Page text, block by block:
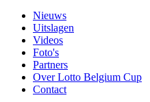
Nieuws
Uitslagen
Videos
Foto's
Partners
Over Lotto Belgium Cup
Contact